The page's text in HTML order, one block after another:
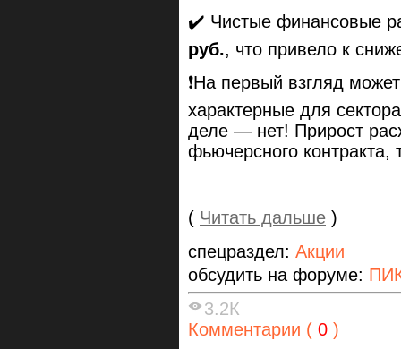
✔️ Чистые финансовые
руб., что привело к
❗️На первый взгляд
характерные для
деле — нет! Прирост
фьючерсного
( Читать дальше )
спецраздел: Акции
обсудить на форуме:
3.2К
Комментарии ( 0 )